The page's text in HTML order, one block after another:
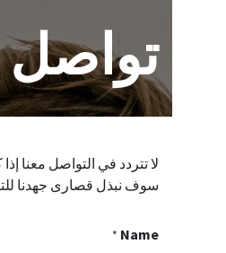
تواصل
لا تتردد في التواصل معنا
سوف نبذل قصارى جهدنا
Name
*